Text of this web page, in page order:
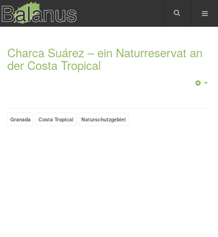
Charca Suárez – ein Naturreservat an
der Costa Tropical
Granada Costa Tropical Naturschutzgebiet